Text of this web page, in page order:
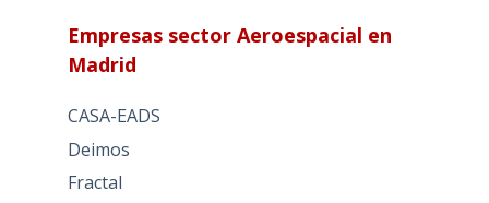
Empresas sector Aeroespacial en
Madrid
CASA-EADS
Deimos
Fractal